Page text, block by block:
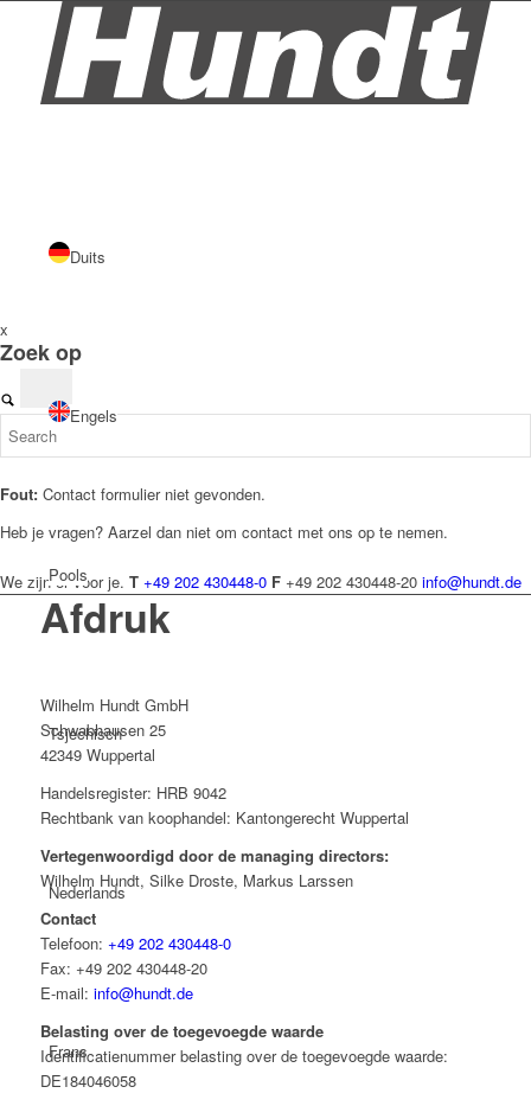
Duits
Engels
Pools
Tsjechisch
Nederlands
Frans
x
Zoek op
Fout: Contact formulier niet gevonden.
Heb je vragen? Aarzel dan niet om contact met ons op te nemen.
We zijn er voor je. T +49 202 430448-0 F +49 202 430448-20 info@hundt.de
Afdruk
Wilhelm Hundt GmbH
Schwabhausen 25
42349 Wuppertal
Handelsregister: HRB 9042
Rechtbank van koophandel: Kantongerecht Wuppertal
Vertegenwoordigd door de managing directors:
Wilhelm Hundt, Silke Droste, Markus Larssen
Contact
Telefoon: +49 202 430448-0
Fax: +49 202 430448-20
E-mail: info@hundt.de
Belasting over de toegevoegde waarde
Identificatienummer belasting over de toegevoegde waarde:
DE184046058